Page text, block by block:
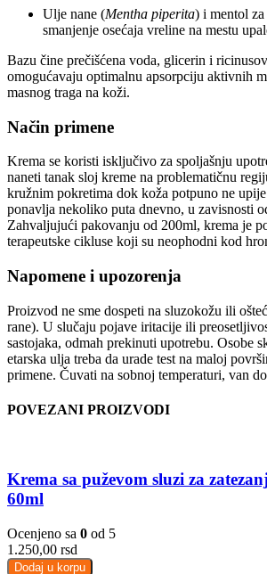
Ulje nane (Mentha piperita) i mentol
smanjenje osećaja vreline na mestu
Bazu čine prečišćena voda, glicerin i
omogućavaju optimalnu apsorpciju aktivnih
masnog traga na koži.
Način primene
Krema se koristi isključivo za spoljašnju
naneti tanak sloj kreme na problematičnu
kružnim pokretima dok koža potpuno ne upije
ponavlja nekoliko puta dnevno, u zavisnosti
Zahvaljujući pakovanju od 200ml, krema je
terapeutske cikluse koji su neophodni kod
Napomene i upozorenja
Proizvod ne sme dospeti na sluzokožu ili
rane). U slučaju pojave iritacije ili
sastojaka, odmah prekinuti upotrebu. Osobe
etarska ulja treba da urade test na maloj
primene. Čuvati na sobnoj temperaturi, van
POVEZANI PROIZVODI
Krema sa puževom sluzi za
60ml
Ocenjeno sa 0 od 5
1.250,00 rsd
Dodaj u korpu